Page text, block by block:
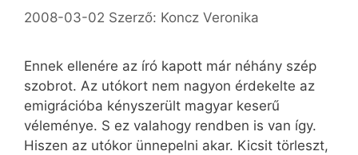
2008-03-02 Szerző: Koncz Veronika
Ennek ellenére az író kapott már néhány szép
szobrot. Az utókort nem nagyon érdekelte az
emigrációba kényszerült magyar keserű
véleménye. S ez valahogy rendben is van így.
Hiszen az utókor ünnepelni akar. Kicsit törleszt,